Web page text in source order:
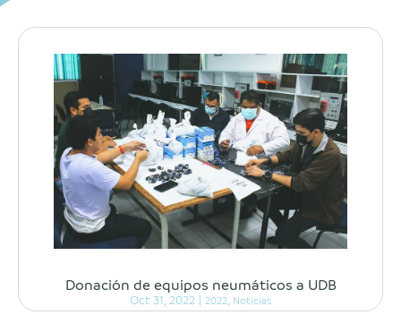
Donación de equipos neumáticos a UDB
Oct 31, 2022 | 2022, Noticias